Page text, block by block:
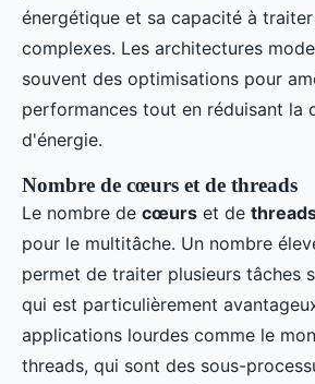
énergétique et sa capacité à
complexes. Les architectures
souvent des optimisations pour
performances tout en réduisant la
d'énergie.
Nombre de cœurs et de threads
Le nombre de cœurs et de
pour le multitâche. Un nombre
permet de traiter plusieurs tâches
qui est particulièrement
applications lourdes comme le
threads, qui sont des sous-